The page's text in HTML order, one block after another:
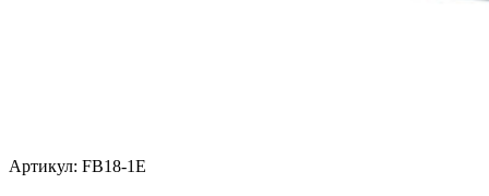
Артикул: FB18-1E